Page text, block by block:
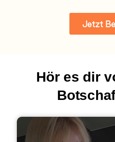
Jetzt
Hör es dir
So
€25,99